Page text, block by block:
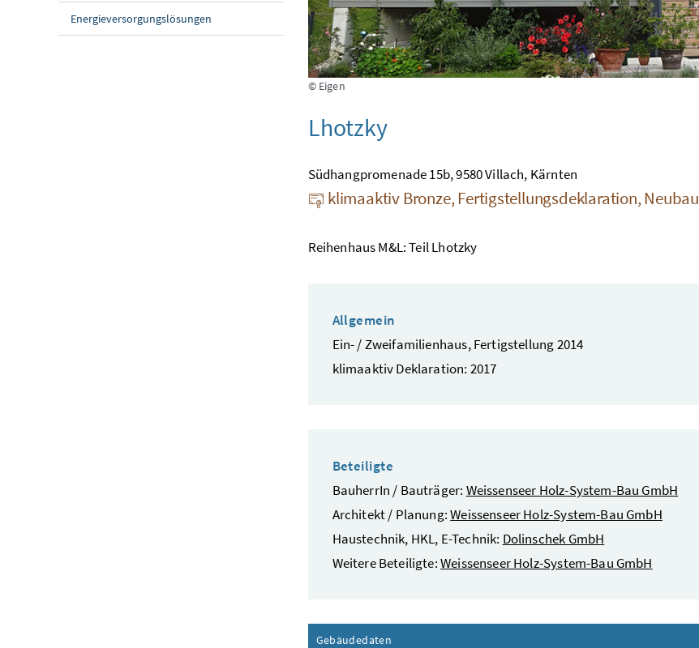
Energieversorgungslösungen
© Eigen
Lhotzky
Südhangpromenade 15b, 9580 Villach, Kärnten
klimaaktiv Bronze, Fertigstellungsdeklaration, Neubau
Reihenhaus M&L: Teil Lhotzky
Allgemein
Ein- / Zweifamilienhaus, Fertigstellung 2014
klimaaktiv Deklaration: 2017
Beteiligte
BauherrIn / Bauträger: Weissenseer Holz-System-Bau GmbH
Architekt / Planung:Weissenseer Holz-System-Bau GmbH
Haustechnik, HKL, E-Technik: Dolinschek GmbH
Weitere Beteiligte:Weissenseer Holz-System-Bau GmbH
Gebäudedaten